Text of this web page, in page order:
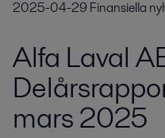
2025-04-29 Finansiella
Alfa Laval
mars 2025